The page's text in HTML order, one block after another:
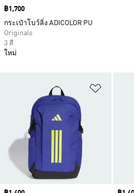
เพิ่มไป
Price
฿1,700
กระเป๋าโบว์ลิ่ง ADICOLOR PU
Originals
3 สี
ใหม่